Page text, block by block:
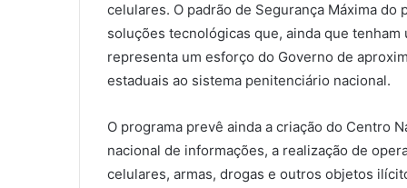
celulares. O padrão de Segurança Máxima
soluções tecnológicas que, ainda que
representa um esforço do Governo de
estaduais ao sistema penitenciário nacional.
O programa prevê ainda a criação do Centro
nacional de informações, a realização de
celulares, armas, drogas e outros objetos